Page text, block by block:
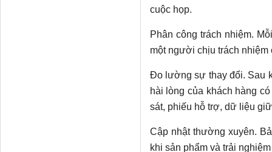
cuộc họp.
Phân công trách nhiệm.
một người chịu trách nhiệm
Đo lường sự thay đổi. Sau
hài lòng của khách hàng
sát, phiếu hỗ trợ, dữ liệu
Cập nhật thường xuyên.
khi sản phẩm và trải